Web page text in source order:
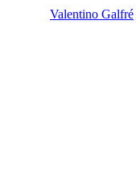
Valentino Galfré